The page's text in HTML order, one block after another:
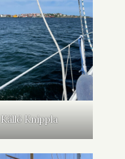
Källö Knippla